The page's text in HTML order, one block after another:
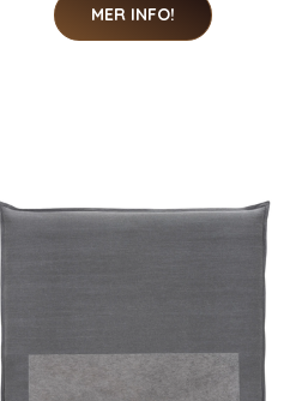
MER INFO!